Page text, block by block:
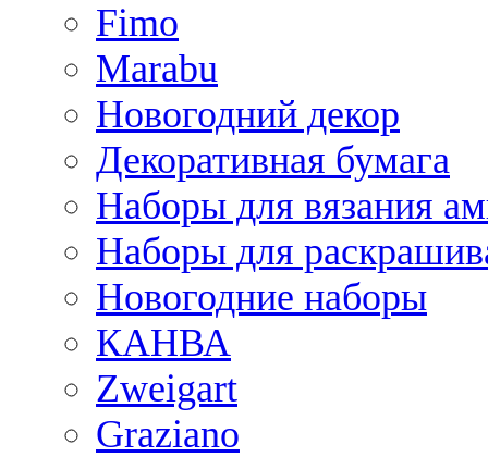
Fimo
Marabu
Новогодний декор
Декоративная бумага
Наборы для вязания
Наборы для
Новогодние наборы
КАНВА
Zweigart
Graziano